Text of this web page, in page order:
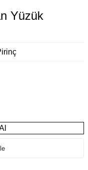
Yüzük